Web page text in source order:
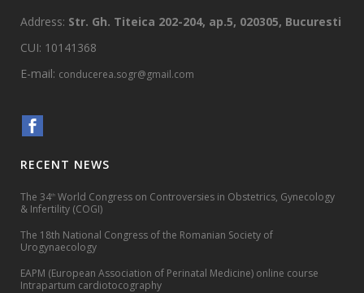
Address: Str. Gh. Titeica 202-204, ap.5, 020305, Bucuresti
CUI: 10141368
E-mail: conducerea.sogr@gmail.com
RECENT NEWS
The 34th World Congress on Controversies in Obstetrics, Gynecology
& Infertility (COGI)
The 18th National Congress of the Romanian Society of
Urogynaecology
EAPM (European Association of Perinatal Medicine) online course
Intrapartum cardiotocography